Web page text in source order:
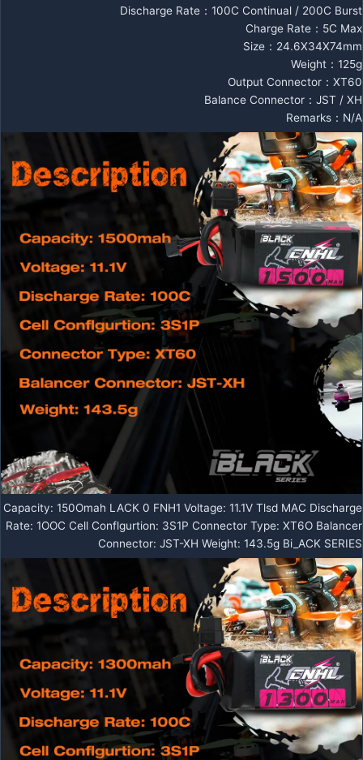
Discharge Rate：100C Continual / 200C Burst
Charge Rate：5C Max
Size：24.6X34X74mm
Weight：125g
Output Connector：XT60
Balance Connector：JST / XH
Remarks：N/A
Capacity: 150Omah LACK 0 FNH1 Voltage: 11.1V Tlsd MAC Discharge
Rate: 1OOC Cell Conflgurtion: 3S1P Connector Type: XT6O Balancer
Connector: JST-XH Weight: 143.5g Bi_ACK SERIES